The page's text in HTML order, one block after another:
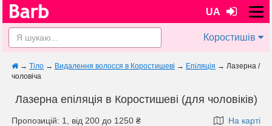
UA
Коростишів
→ Тіло → Видалення волосся в Коростишеві → Епіляція → Лазерна /
чоловіча
Лазерна епіляція в Коростишеві (для чоловіків)
Пропозицій: 1, від 200 до 1250 ₴ На карті